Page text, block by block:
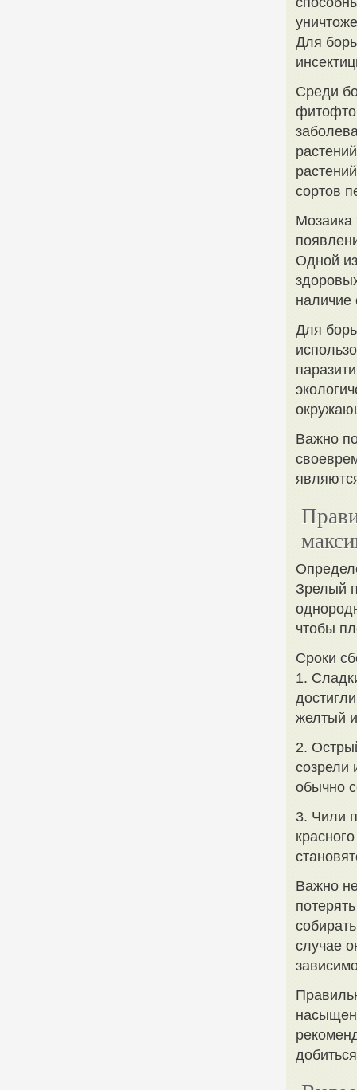
Для
Среди
сортов
Мозаика
Одной
наличие
Для
Важно
Зрелый
чтобы
Сроки
1.
желтый
2.
созрели
обычно
3. Чили
Важно
случае